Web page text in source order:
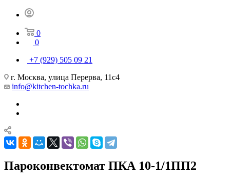
0
0
+7 (929) 505 09 21
г. Москва, улица Перерва, 11с4
info@kitchen-tochka.ru
Пароконвектомат ПКА 10-1/1ПП2